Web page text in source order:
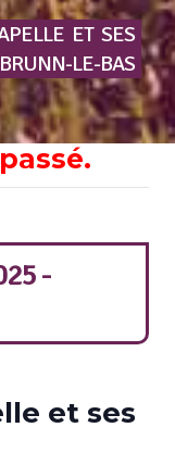
ET SES
LE-BAS
-
et ses